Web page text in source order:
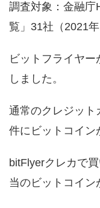
調査対象：金融庁
覧」31社（2021年
ビットフライヤ
しました。
通常のクレジット
件にビットコイン
bitFlyerクレカで
当のビットコイン